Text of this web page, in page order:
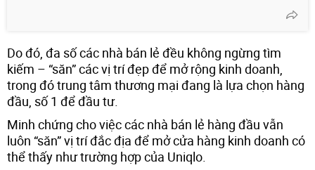
Do đó, đa số các nhà bán lẻ đều không ngừng tìm
kiếm – “săn” các vị trí đẹp để mở rộng kinh doanh,
trong đó trung tâm thương mại đang là lựa chọn hàng
đầu, số 1 để đầu tư.
Minh chứng cho việc các nhà bán lẻ hàng đầu vẫn
luôn “săn” vị trí đắc địa để mở cửa hàng kinh doanh có
thể thấy như trường hợp của Uniqlo.